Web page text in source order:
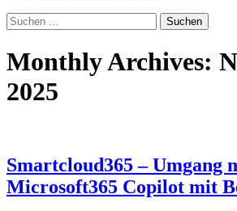
Suchen
nach:
Monthly Archives:
2025
Smartcloud365 – Umgang
Microsoft365 Copilot mit